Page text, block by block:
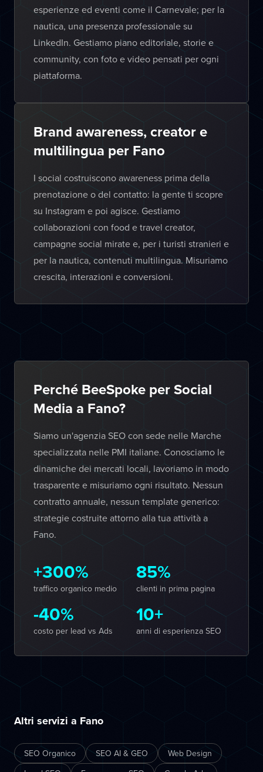
esperienze ed eventi come il Carnevale; per la
nautica, una presenza professionale su
LinkedIn. Gestiamo piano editoriale, storie e
community, con foto e video pensati per ogni
piattaforma.
Brand awareness, creator e
multilingua per Fano
I social costruiscono awareness prima della
prenotazione o del contatto: la gente ti scopre
su Instagram e poi agisce. Gestiamo
collaborazioni con food e travel creator,
campagne social mirate e, per i turisti stranieri e
per la nautica, contenuti multilingua. Misuriamo
crescita, interazioni e conversioni.
Perché BeeSpoke per Social
Media a Fano?
Siamo un'agenzia SEO con sede nelle Marche
specializzata nelle PMI italiane. Conosciamo le
dinamiche dei mercati locali, lavoriamo in modo
trasparente e misuriamo ogni risultato. Nessun
contratto annuale, nessun template generico:
strategie costruite attorno alla tua attività a
Fano.
+300%
traffico organico medio
85%
clienti in prima pagina
-40%
costo per lead vs Ads
10+
anni di esperienza SEO
Altri servizi a Fano
SEO Organico SEO AI & GEO
Web Design